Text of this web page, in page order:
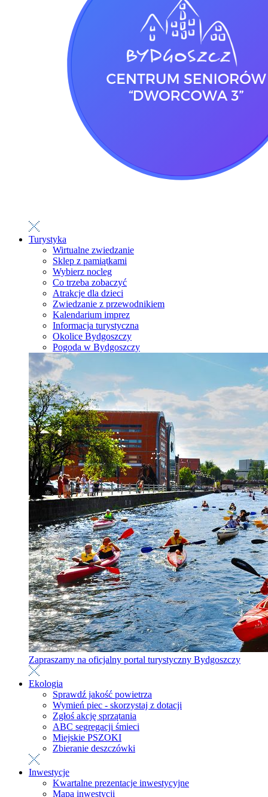
Turystyka
Wirtualne zwiedzanie
Sklep z pamiątkami
Wybierz nocleg
Co trzeba zobaczyć
Atrakcje dla dzieci
Zwiedzanie z przewodnikiem
Kalendarium imprez
Informacja turystyczna
Okolice Bydgoszczy
Pogoda w Bydgoszczy
Zapraszamy na oficjalny portal turystyczny Bydgoszczy
Ekologia
Sprawdź jakość powietrza
Wymień piec - skorzystaj z dotacji
Zgłoś akcję sprzątania
ABC segregacji śmieci
Miejskie PSZOKI
Zbieranie deszczówki
Inwestycje
Kwartalne prezentacje inwestycyjne
Mapa inwestycji